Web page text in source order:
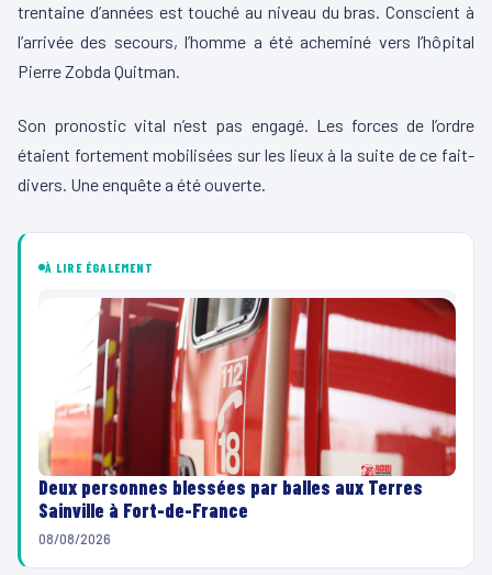
trentaine d’années est touché au niveau du bras. Conscient à
l’arrivée des secours, l’homme a été acheminé vers l’hôpital
PierreZobda Quitman.
Son pronostic vital n’est pas engagé. Les forces de l’ordre
étaient fortement mobilisées sur les lieux à la suite de ce fait-
divers. Une enquête a été ouverte.
À LIRE ÉGALEMENT
Deux personnes blessées par balles aux Terres
Sainville à Fort-de-France
08/08/2026